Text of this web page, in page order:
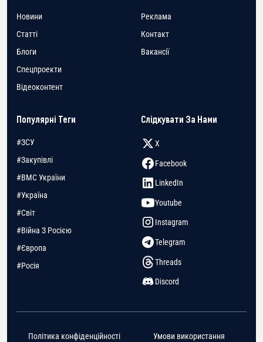
Новини
Статті
Блоги
Спецпроекти
Відеоконтент
Реклама
Контакт
Вакансії
Популярні Теги
#ЗСУ
#Закупівлі
#ВМС України
#Україна
#Світ
#Війна З Росією
#Європа
#Росія
Слідкувати За Нами
X
Facebook
LinkedIn
Youtube
Instagram
Telegram
Threads
Discord
Політика конфіденційності Умови використання